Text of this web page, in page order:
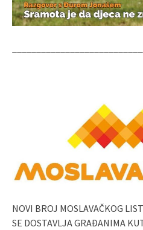
NOVI BROJ MOSLAVAČKOG
SE DOSTAVLJA GRAĐANIMA